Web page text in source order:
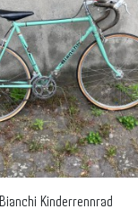
Bianchi Kinderrennrad